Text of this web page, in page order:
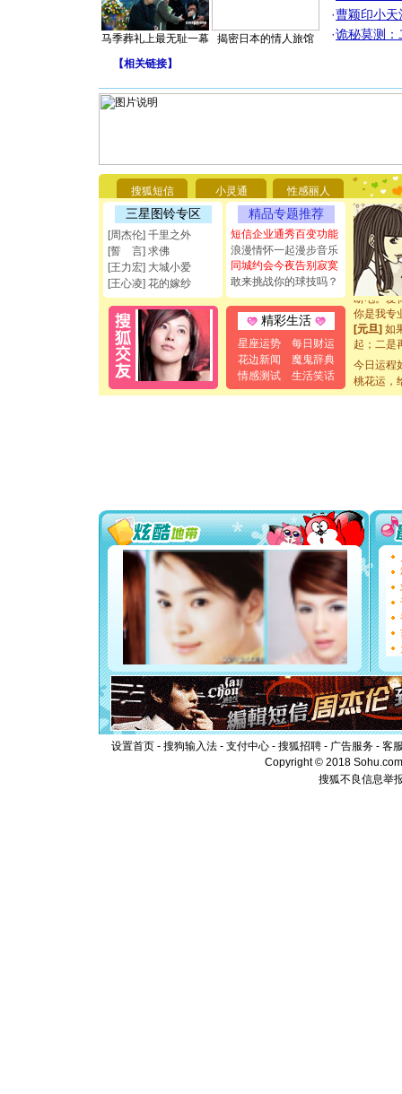
马季葬礼上最无耻一幕 揭密日本的情人旅馆
·曹颖印小天
·诡秘莫测：
【相关链接】
搜狐短信 小灵通 性感丽人
三星图铃专区
[周杰伦] 千里之外
[誓 言] 求佛
[王力宏] 大城小爱
[王心凌] 花的嫁纱
精品专题推荐
短信企业通秀百变功能
浪漫情怀一起漫步音乐
同城约会今夜告别寂寞
敢来挑战你的球技吗？
精彩生活
星座运势
每日财运
花边新闻
魔鬼辞典
情感测试
生活笑话
你太多，
要平安！
[圣诞节]
能正大光
都要快乐
[圣诞节]
如意,快
[元旦]看
断电。爱
你是我专
[元旦]如
起；二是
离。水晶
[元旦]当
泣，这痛
你太多，
要平安
[圣诞节]
能正大
都要快乐
[圣诞节]
如意,快
[元旦]
看
断电。
你是我
[元旦]
起；二是
离。水晶
[元旦]当
泣，这痛
卖了。水
[春节] 风
颜！冬去
道一声
今日运程
桃花运，
设置首页 - 搜狗输入法 - 支付中心 - 搜狐招聘 - 广告服务 - 客
Copyright © 2018
搜狐不良信息举